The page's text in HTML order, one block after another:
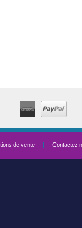
de vente | Contactez